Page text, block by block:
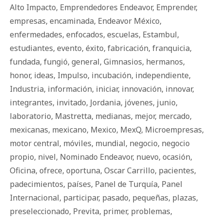
Alto Impacto, Emprendedores Endeavor, Emprender,
empresas, encaminada, Endeavor México,
enfermedades, enfocados, escuelas, Estambul,
estudiantes, evento, éxito, fabricación, franquicia,
fundada, fungió, general, Gimnasios, hermanos,
honor, ideas, Impulso, incubación, independiente,
Industria, información, iniciar, innovación, innovar,
integrantes, invitado, Jordania, jóvenes, junio,
laboratorio, Mastretta, medianas, mejor, mercado,
mexicanas, mexicano, Mexico, MexQ, Microempresas,
motor central, móviles, mundial, negocio, negocio
propio, nivel, Nominado Endeavor, nuevo, ocasión,
Oficina, ofrece, oportuna, Oscar Carrillo, pacientes,
padecimientos, países, Panel de Turquía, Panel
Internacional, participar, pasado, pequeñas, plazas,
preseleccionado, Previta, primer, problemas,